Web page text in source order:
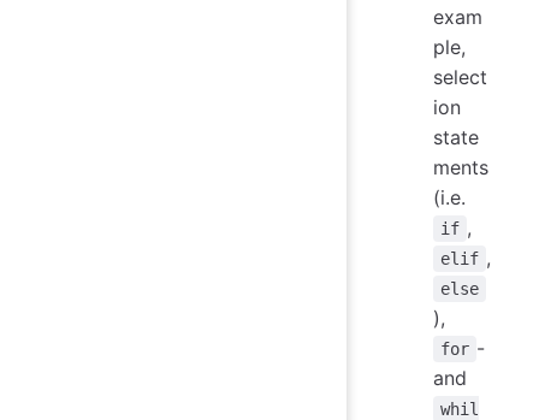
exam
ple,
select
ion
state
ments
(i.e.
if ,
elif ,
else
),
for -
and
whil